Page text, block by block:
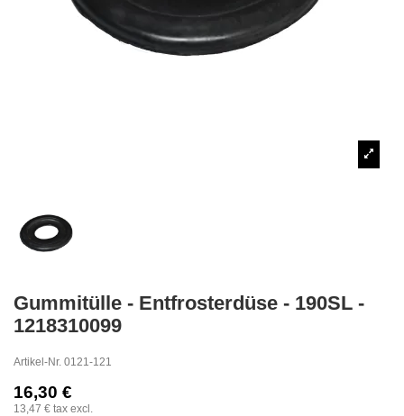
Gummitülle - Entfrosterdüse - 190SL -
1218310099
Artikel-Nr. 0121-121
16,30 €
13,47 € tax excl.